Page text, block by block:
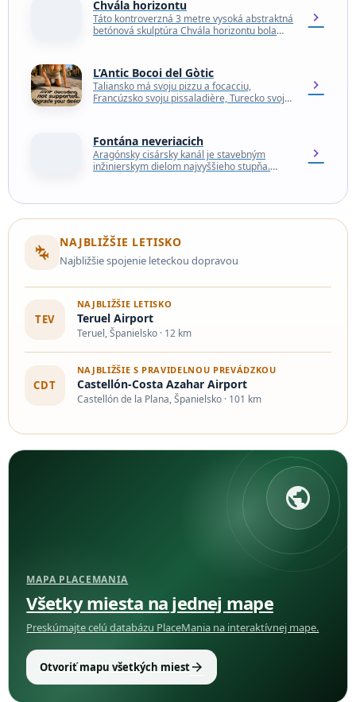
Chvála horizontu
Táto kontroverzná 3 metre vysoká abstraktná
betónová skulptúra Chvála horizontu bola
chevron_right
L’Antic Bocoi del Gòtic
Taliansko má svoju pizzu a focacciu,
Francúzsko svoju pissaladière, Turecko svoj
chevron_right
Fontána neveriacich
Aragónsky cisársky kanál je stavebným
inžinierskym dielom najvyššieho stupňa.
chevron_right
connecting_airports
NAJBLIŽŠIE LETISKO
Najbližšie spojenie leteckou dopravou
TEV
NAJBLIŽŠIE LETISKO
Teruel Airport
Teruel, Španielsko · 12 km
CDT
NAJBLIŽŠIE S PRAVIDELNOU PREVÁDZKOU
Castellón-Costa Azahar Airport
Castellón de la Plana, Španielsko · 101 km
public
MAPA PLACEMANIA
Všetky miesta na jednej mape
Preskúmajte celú databázu PlaceMania na interaktívnej mape.
Otvoriť mapu všetkých miestarrow_forward